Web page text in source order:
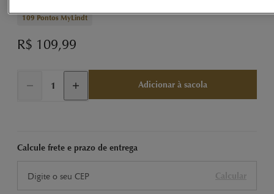
109Pontos MyLindt
R$ 109,99
Adicionar à sacola
Calcule frete e prazo de entrega
Calcular